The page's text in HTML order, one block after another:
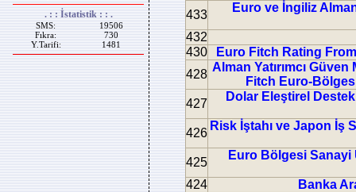
. : : İstatistik : : .
SMS:
19506
Fıkra:
730
Y.Tarifi:
1481
433
Euro ve İngiliz
432
430
Euro Fitch Rating
428
Alman Yatırımcı
Fitch Euro-
427
Dolar Eleştirel
426
Risk İştahı ve Japon İş
425
Euro Bölgesi
424
Banka